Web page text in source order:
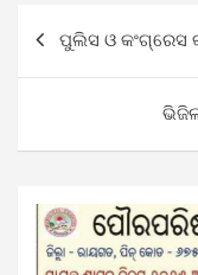
navigation
ପୁଲିସ ଓ କଂଗ୍ରେସ